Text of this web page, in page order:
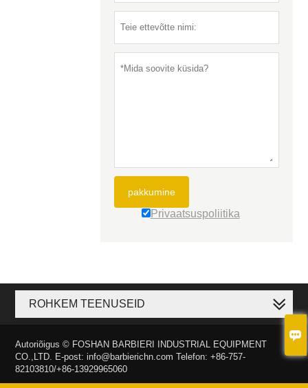

pakkumine
Privaatsuspoliitika
ROHKEM TEENUSEID
Autoriõigus © FOSHAN BARBIERI INDUSTRIAL EQUIPMENT
CO.,LTD. E-post: info@barbierichn.com Telefon: +86-757-
82103810/+86-13929965060